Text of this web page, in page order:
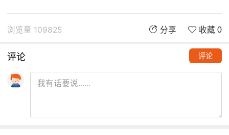
浏览量 109825 分享 收藏 0
评论 评论